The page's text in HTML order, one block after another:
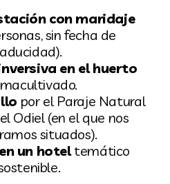
con maridaje
sin fecha de
en el huerto
por el Paraje Natural
Odiel (en el que nos
situados).
un hoteltemático